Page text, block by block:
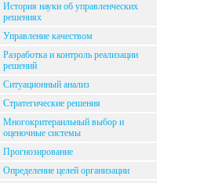
История науки об управленческих
решениях
Управление качеством
Разработка и контроль реализации
решений
Ситуационный анализ
Стратегические решения
Многокритераильный выбор и
оценочные системы
Прогнозирование
Определение целей организации